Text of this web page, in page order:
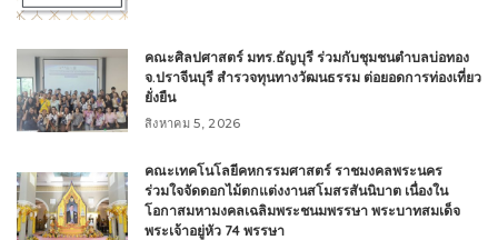
คณะศิลปศาสตร์ มทร.ธัญบุรี ร่วมกับชุมชนตำบลบ่อทอง
จ.ปราจีนบุรี สำรวจทุนทางวัฒนธรรม ต่อยอดการท่องเที่ยว
ยั่งยืน
สิงหาคม 5, 2026
คณะเทคโนโลยีคหกรรมศาสตร์ ราชมงคลพระนคร
ร่วมใจจัดดอกไม้ตกแต่งงานสโมสรสันนิบาต เนื่องใน
โอกาสมหามงคลเฉลิมพระชนมพรรษา พระบาทสมเด็จ
พระเจ้าอยู่หัว 74 พรรษา